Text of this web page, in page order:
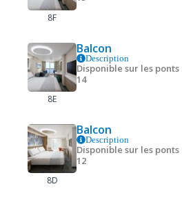
8F
8E
Balcon
Description
Disponible sur les ponts
14
8D
Balcon
Description
Disponible sur les ponts
12